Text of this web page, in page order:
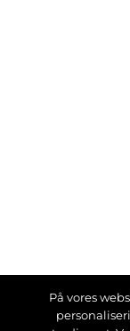
På vores